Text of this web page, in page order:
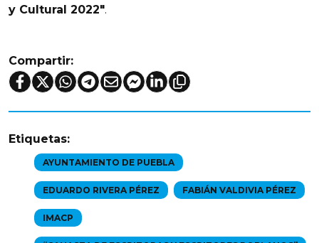
y Cultural 2022".
Compartir:
Etiquetas:
AYUNTAMIENTO DE PUEBLA
EDUARDO RIVERA PÉREZ FABIÁN VALDIVIA PÉREZ
IMACP